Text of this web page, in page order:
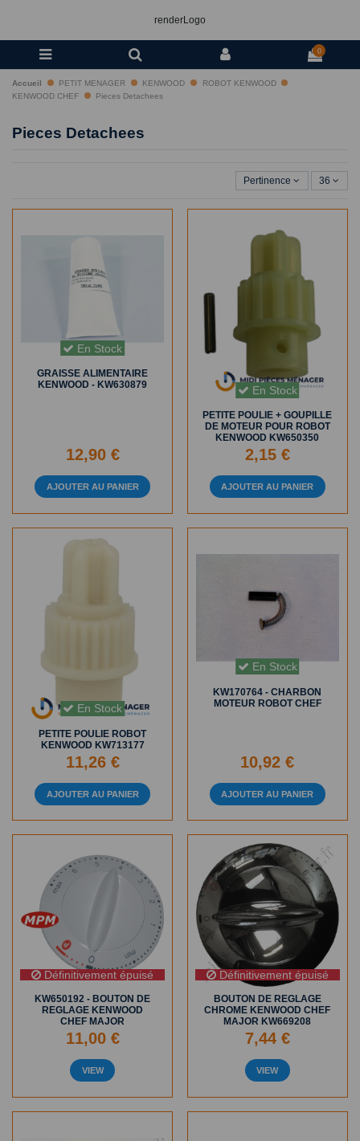
renderLogo
0
Accueil PETIT MENAGER KENWOOD
ROBOT KENWOOD
KENWOOD CHEF
Pieces Detachees
Pieces Detachees
Pertinence 36
En Stock
GRAISSE ALIMENTAIRE
KENWOOD - KW630879
12,90 €
AJOUTER AU PANIER
En Stock
PETITE POULIE + GOUPILLE
DE MOTEUR POUR ROBOT
KENWOOD KW650350
2,15 €
AJOUTER AU PANIER
En Stock
PETITE POULIE ROBOT
KENWOOD KW713177
11,26 €
AJOUTER AU PANIER
En Stock
KW170764 - CHARBON
MOTEUR ROBOT CHEF
10,92 €
AJOUTER AU PANIER
Définitivement épuisé
KW650192 - BOUTON DE
REGLAGE KENWOOD
CHEF MAJOR
11,00 €
VIEW
Définitivement épuisé
BOUTON DE REGLAGE
CHROME KENWOOD CHEF
MAJOR KW669208
7,44 €
VIEW